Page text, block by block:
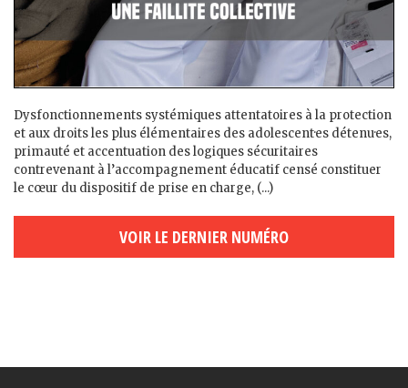
Dysfonctionnements systémiques attentatoires à la protection
et aux droits les plus élémentaires des adolescent·es détenu·es,
primauté et accentuation des logiques sécuritaires
contrevenant à l’accompagnement éducatif censé constituer
le cœur du dispositif de prise en charge, (...)
VOIR LE DERNIER NUMÉRO